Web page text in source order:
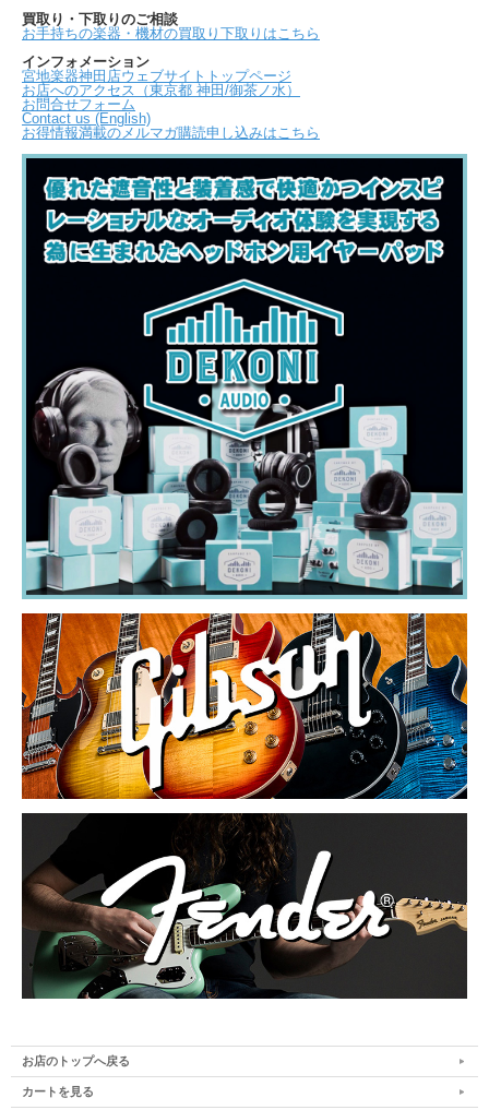
買取り・下取りのご相談
お手持ちの楽器・機材の買取り下取りはこちら
インフォメーション
宮地楽器神田店ウェブサイトトップページ
お店へのアクセス（東京都 神田/御茶ノ水）
お問合せフォーム
Contact us (English)
お得情報満載のメルマガ購読申し込みはこちら
お店のトップへ戻る
カートを見る